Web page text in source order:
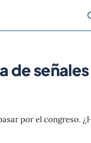
de señales
por el congreso.